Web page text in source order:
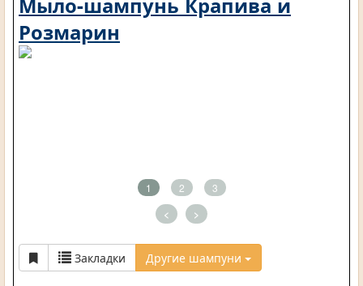
Розмарин
1 2 3
< >
Закладки Другие шампуни